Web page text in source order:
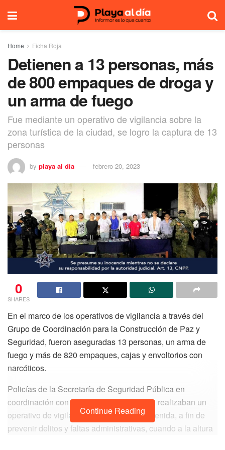
Home Ficha Roja
Detienen a 13 personas, más
de 800 empaques de droga y
un arma de fuego
Fue mediante un operativo de vigilancia sobre la
zona turística de la ciudad, se logro la captura de 13
personas
by playa al dia febrero 20, 2023
0
SHARES
En el marco de los operativos de vigilancia a través del
Grupo de Coordinación para la Construcción de Paz y
Seguridad, fueron aseguradas 13 personas, un arma de
fuego y más de 820 empaques, cajas y envoltorios con
narcóticos.
Policías de la Secretaría de Seguridad Pública en
coordinación con la Secretaria de Marina, realizaban un
operativo de vigilancia sobre la Quinta avenida, a fin de
prevenir delitos y faltas administrativas, cuando a la altura
Continue Reading